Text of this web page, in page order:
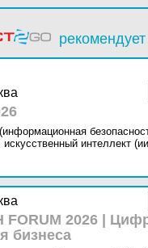
рекомендует
искусственный интеллект
FORUM 2026 |
бизнеса